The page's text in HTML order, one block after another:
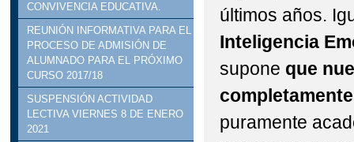
CONVIVENCIA EDUCATIVA.
REUNIÓN INFORMATIVA PARA EL
PROCESO DE ADMISIÓN DE
ALUMNADO PARA EL PRÓXIMO
CURSO 2017/18
SUSPENSIÓN ACTIVIDAD
LECTIVA VIERNES 8 DE ENERO
2021
últimos años.
Inteligencia
supone que
puramente